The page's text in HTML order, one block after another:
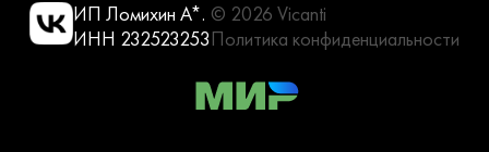
ИП Ломихин А*.
ИНН 232523253
© 2026 Vicanti
Политика конфиденциальности